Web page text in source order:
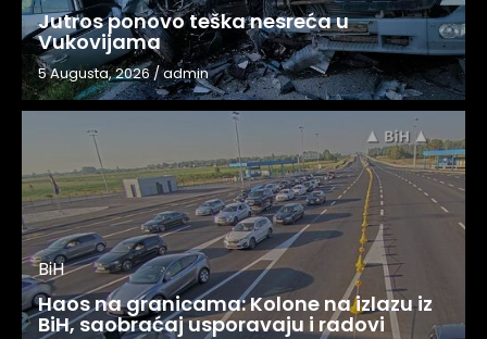
Jutros ponovo teška nesreća u
Vukovijama
5 Augusta, 2026/admin
BiH
Haos na granicama: Kolone na izlazu iz
BiH, saobraćaj usporavaju i radovi